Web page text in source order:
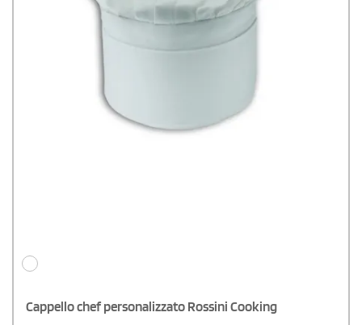
Cappello chef personalizzato Rossini Cooking